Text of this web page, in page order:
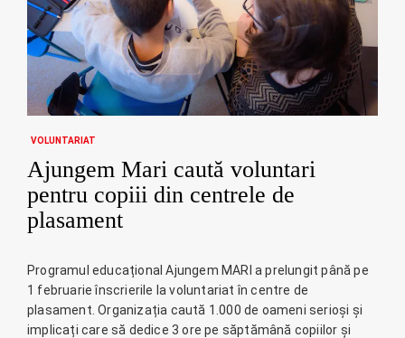
VOLUNTARIAT
Ajungem Mari caută voluntari
pentru copiii din centrele de
plasament
Programul educațional Ajungem MARI a prelungit până pe
1 februarie înscrierile la voluntariat în centre de
plasament. Organizația caută 1.000 de oameni serioși și
implicați care să dedice 3 ore pe săptămână copiilor și